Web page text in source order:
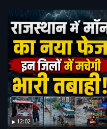
12:02